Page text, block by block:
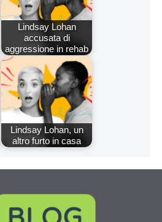
Lindsay Lohan
accusata di
aggressione in rehab
Lindsay Lohan, un
altro furto in casa